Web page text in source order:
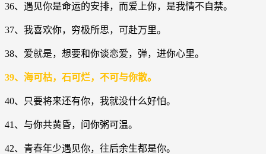
36、遇见你是命运的安排，而爱上你，是我情不自禁。
37、我喜欢你，穷极所思，可赴万里。
38、爱就是，想要和你谈恋爱，弹，进你心里。
39、海可枯，石可烂，不可与你散。
40、只要将来还有你，我就没什么好怕。
41、与你共黄昏，问你粥可温。
42、青春年少遇见你，往后余生都是你。